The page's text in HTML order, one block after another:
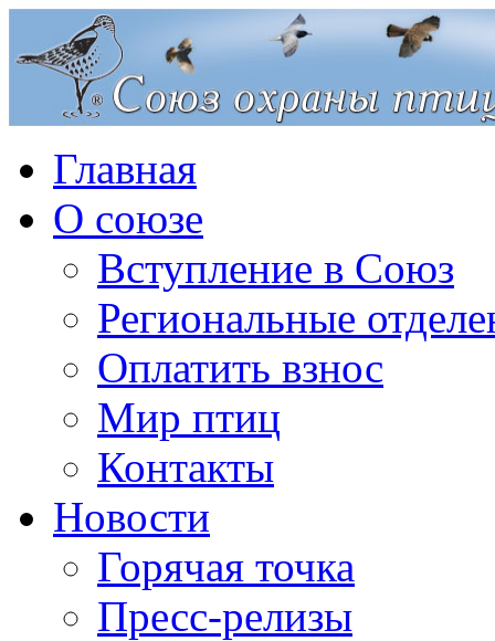
Главная
О союзе
Вступление в Союз
Региональные
Оплатить взнос
Мир птиц
Контакты
Новости
Горячая точка
Пресс-релизы